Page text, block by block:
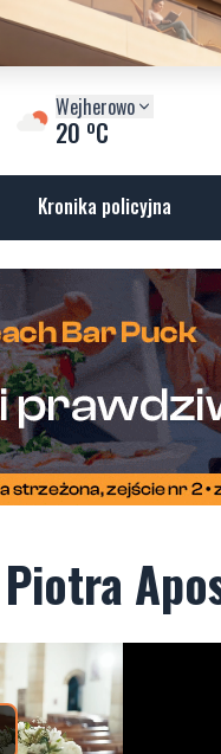
Wejherowo
20 oC
Kronika policyjna